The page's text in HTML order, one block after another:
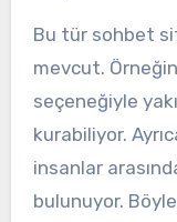
Bu tür sohbet
mevcut.
seçeneğiyle
kurabiliyor.
insanlar
bulunuyor.